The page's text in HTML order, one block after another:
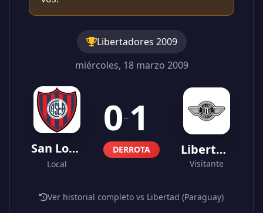
Libertadores 2009
miércoles, 18 marzo 2009
San Lorenzo
Local
0-1
DERROTA Libertad (Paraguay)
Visitante
Ver historial completo vs Libertad (Paraguay)